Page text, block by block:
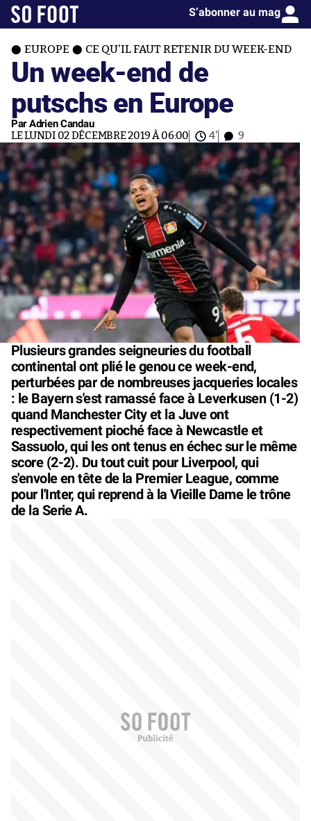
S’abonner au mag
EUROPE CE QU'IL FAUT RETENIR DU WEEK-END
Un week-end de
putschs en Europe
Par Adrien Candau
LE LUNDI 02 DÉCEMBRE 2019 À 06:00 4' 9
Plusieurs grandes seigneuries du football
continental ont plié le genou ce week-end,
perturbées par de nombreuses jacqueries locales
: le Bayern s'est ramassé face à Leverkusen (1-2)
quand Manchester City et la Juve ont
respectivement pioché face à Newcastle et
Sassuolo, qui les ont tenus en échec sur le même
score (2-2). Du tout cuit pour Liverpool, qui
s'envole en tête de la Premier League, comme
pour l'Inter, qui reprend à la Vieille Dame le trône
de la Serie A.